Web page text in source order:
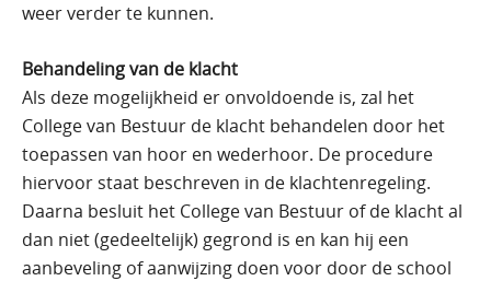
weer verder te kunnen.
Behandeling van de klacht
Als deze mogelijkheid er onvoldoende is, zal het
College van Bestuur de klacht behandelen door het
toepassen van hoor en wederhoor. De procedure
hiervoor staat beschreven in de klachtenregeling.
Daarna besluit het College van Bestuur of de klacht al
dan niet (gedeeltelijk) gegrond is en kan hij een
aanbeveling of aanwijzing doen voor door de school